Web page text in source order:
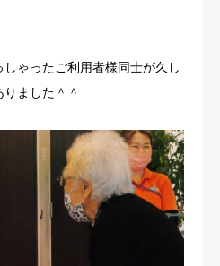
ゃったご利用者様同士が久し
ました＾＾